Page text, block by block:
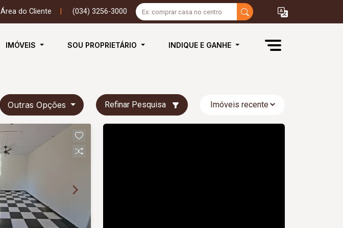
Área do Cliente (034) 3256-3000
IMÓVEIS SOU PROPRIETÁRIO INDIQUE E GANHE
Outras Opções Refinar Pesquisa